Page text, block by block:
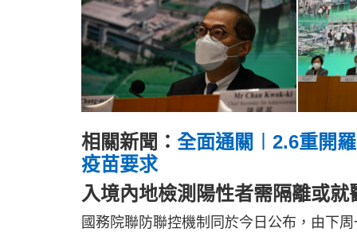
相關新聞： 全面通關︱2.6重開
疫苗要求
入境內地檢測陽性者需隔離或就
國務院聯防聯控機制同於今日公布，由下